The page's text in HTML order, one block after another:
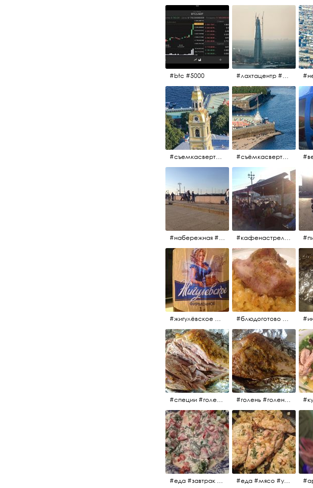
#btc #5000 #лахтацентр #лахта #башнягазпром #газпром #башня #небоскрёбпитера #небоскрёб #финскийзалив #санктпетербург
#съемкасвертолета #вертолёт #съёмкасвертолёта #петропавловскаякрепость #заячийостров #санктпетербург #съёмкасвертолёта #питер #петропавловскаякрепость #нева #осень2017
#набережная #людигуляют #биржевоймост #кафенастрелкевасильевскогоострова #байкеры
#жигулёвское #пиво #свежеепиво #beer #напиток #блюдоготово #можнокушать #простолук #лук #индейкавфольге #мясоиндейки
#специи #голень #голеньиндейки #индейка #мясо #еда #завтрак #голеньиндейкивфольге #голень #голеньиндейки #голеньиндейкивфольге #индейка #завтрак #еда #мясо
#еда #завтрак #витамины #помидоры #укроп #огурцы #сметана #салат #еда #мясо #утро #завтрак #едакакисточниквдохновения